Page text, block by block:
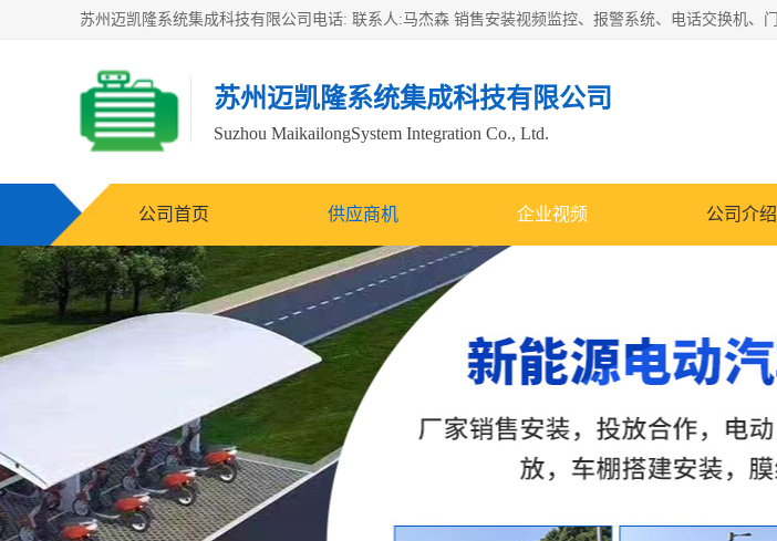
苏州迈凯隆系统集成科技有限公司
Suzhou MaikailongSystem Integration Co., Ltd.
公司首页 供应商机 企业视频 公司介绍